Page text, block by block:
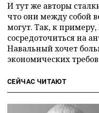
И тут же авторы
что они между собой
могут. Так, к
сосредоточиться на
Навальный хочет
экономических
СЕЙЧАС ЧИТАЮТ